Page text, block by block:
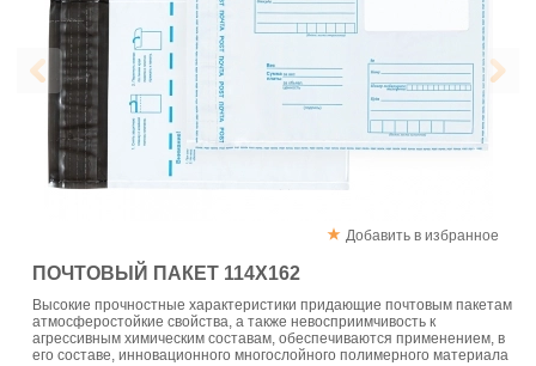
Добавить в избранное
ПОЧТОВЫЙ ПАКЕТ 114Х162
Высокие прочностные характеристики придающие почтовым пакетам
атмосферостойкие свойства, а также невосприимчивость к
агрессивным химическим составам, обеспечиваются применением, в
его составе, инновационного многослойного полимерного материала